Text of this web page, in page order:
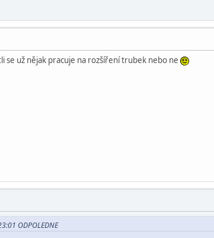
se už nějak pracuje na rozšíření trubek nebo ne
ODPOLEDNE